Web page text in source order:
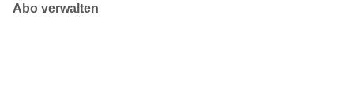
Abo verwalten